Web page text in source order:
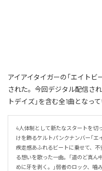
アイアイタイガーの「エイト
された。今回デジタル配信さ
トデイズ」を含む全1曲となって
4人体制として新たなスタートを切
けを飾るケルトパンクナンバー「エ
疾走感あふれるビートに乗せて、
る想いを歌った一曲。「道のど真
めに牙を剥く。」弱者のロック、噛